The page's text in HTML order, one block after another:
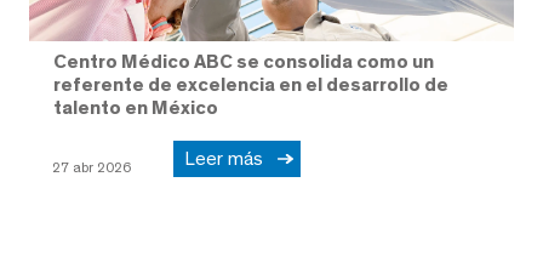
Centro Médico ABC se consolida como un
referente de excelencia en el desarrollo de
talento en México
27 abr 2026 Leer más